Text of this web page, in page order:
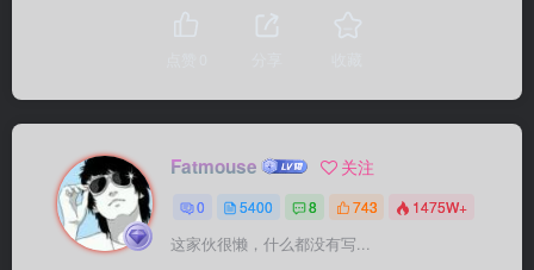
Fatmouse 关注
0 5400 8 743 1475W+
这家伙很懒，什么都没有写...